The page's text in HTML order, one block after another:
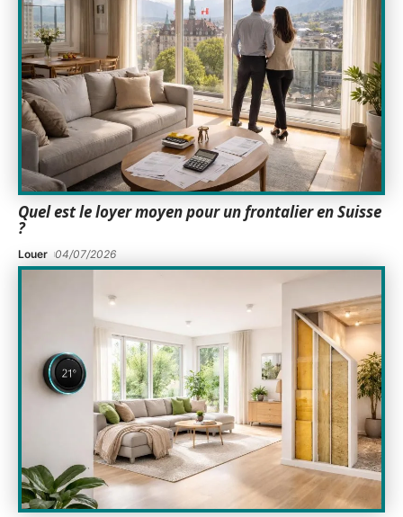
Quel est le loyer moyen pour un frontalier en Suisse
?
Louer 04/07/2026